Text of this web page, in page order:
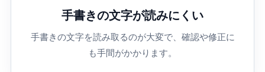
手書きの文字が読みにくい
手書きの文字を読み取るのが大変で、確認や修正に
も手間がかかります。